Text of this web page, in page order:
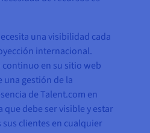
una visibilidad cada
internacional.
en su sitio web
una gestión de la
de Talent.com en
debe ser visible y estar
clientes en cualquier